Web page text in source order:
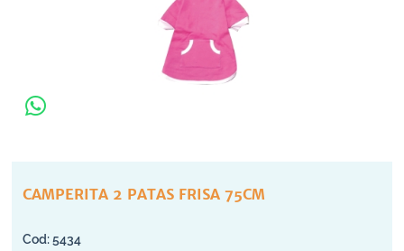
CAMPERITA 2 PATAS FRISA 75CM
5434